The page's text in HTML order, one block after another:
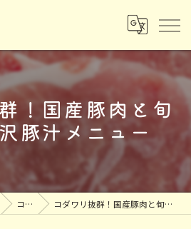
！国産豚肉と旬
豚汁メニュー
コラム コダワリ抜群！国産豚肉と旬野菜の贅沢豚汁メニュー